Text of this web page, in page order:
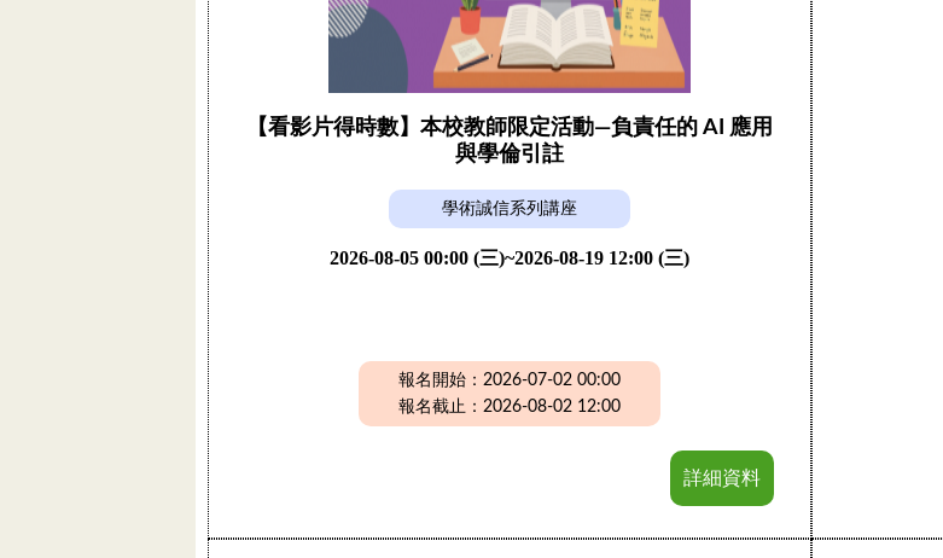
【看影片得時數】本校教師限定活動—負責任的 AI 應用
與學倫引註
學術誠信系列講座
2026-08-05 00:00 (三)~2026-08-19 12:00 (三)
報名開始：2026-07-02 00:00
報名截止：2026-08-02 12:00
詳細資料